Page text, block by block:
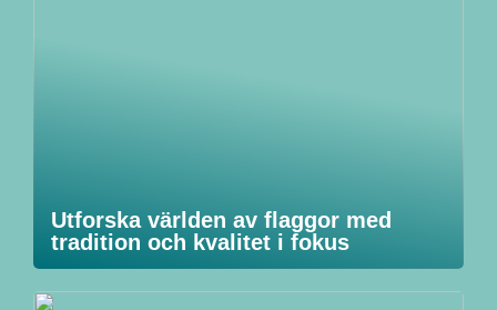
Utforska världen av flaggor med
tradition och kvalitet i fokus